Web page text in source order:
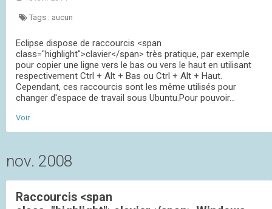
Tags : aucun
Eclipse dispose de raccourcis <span
class="highlight">clavier</span> très pratique, par exemple
pour copier une ligne vers le bas ou vers le haut en utilisant
respectivement Ctrl + Alt + Bas ou Ctrl + Alt + Haut.
Cependant, ces raccourcis sont les même utilisés pour
changer d'espace de travail sous Ubuntu.Pour pouvoir...
Voir
nov. 2008
Raccourcis <span